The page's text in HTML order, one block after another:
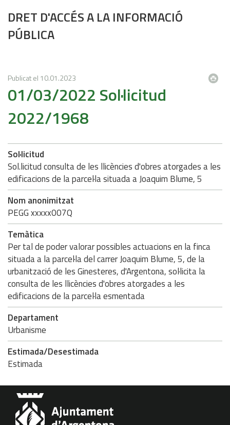
DRET D'ACCÉS A LA INFORMACIÓ
PÚBLICA
Publicat el 10.01.2023
01/03/2022 Sol·licitud
2022/1968
Sol·licitud
Sol.licitud consulta de les llicències d'obres atorgades a les
edificacions de la parcel·la situada a Joaquim Blume, 5
Nom anonimitzat
PEGG xxxxx007Q
Temàtica
Per tal de poder valorar possibles actuacions en la finca
situada a la parcel·la del carrer Joaquim Blume, 5, de la
urbanització de les Ginesteres, d'Argentona, sol·licita la
consulta de les llicències d'obres atorgades a les
edificacions de la parcel·la esmentada
Departament
Urbanisme
Estimada/Desestimada
Estimada